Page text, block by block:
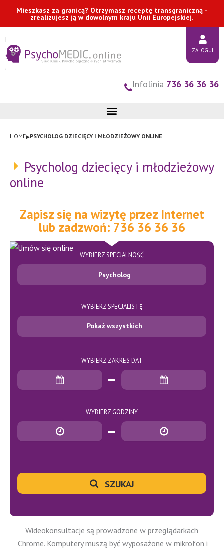
PrzejdźMieszkasz za granicą? Otrzymasz receptę transgraniczną -
zrealizujesz ją w dowolnym kraju Unii Europejskiej.
Infolinia 736 36 36 36
ZALOGUJ
HOME▸PSYCHOLOG DZIECIĘCY I MŁODZIEŻOWY ONLINE
Psycholog dziecięcy i młodzieżowy
online
Zapisz się na wizytę przez Internet
lub zadzwoń: 736 36 36 36
WYBIERZ SPECJALNOŚĆ
Psycholog
WYBIERZ SPECJALISTĘ
Pokaż wszystkich
WYBIERZ ZAKRES DAT
Data rozpoczęcia
Data zakończenia
WYBIERZ GODZINY
Godzina rozpoczęcia
Godzina zakończenia
SZUKAJ
Wideokonsultacje są prowadzone w przeglądarkach
Chrome. Komputery muszą być wyposażone w mikrofon i